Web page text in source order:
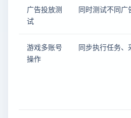
广告投放测
试
同时测试不同广
游戏多账号
操作
同步执行任务、